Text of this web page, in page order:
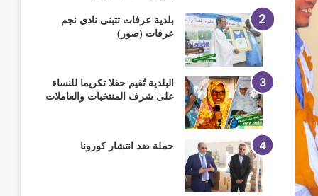
بلدية عرفات تتبنى نادي نجم
عرفات (صور)
البلدية تُقيم حفلا تكريما للنساء
على شرف المنتخبات والعاملات
حملة ضد انتشار كورونا